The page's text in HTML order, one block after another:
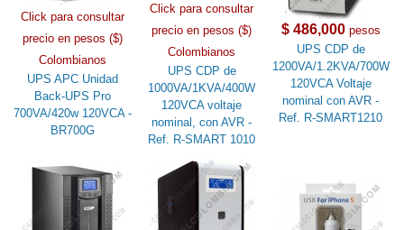
Click para consultar
precio en pesos ($)
Colombianos
UPS APC Unidad
Back-UPS Pro
700VA/420w 120VCA -
BR700G
Click para consultar
precio en pesos ($)
Colombianos
UPS CDP de
1000VA/1KVA/400W
120VCA voltaje
nominal, con AVR -
Ref. R-SMART 1010
$ 486,000pesos
UPS CDP de
1200VA/1.2KVA/700W
120VCA Voltaje
nominal con AVR -
Ref. R-SMART1210